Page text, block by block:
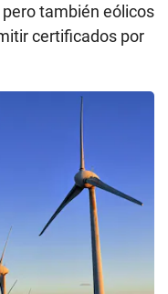
también eólicos
certificados por